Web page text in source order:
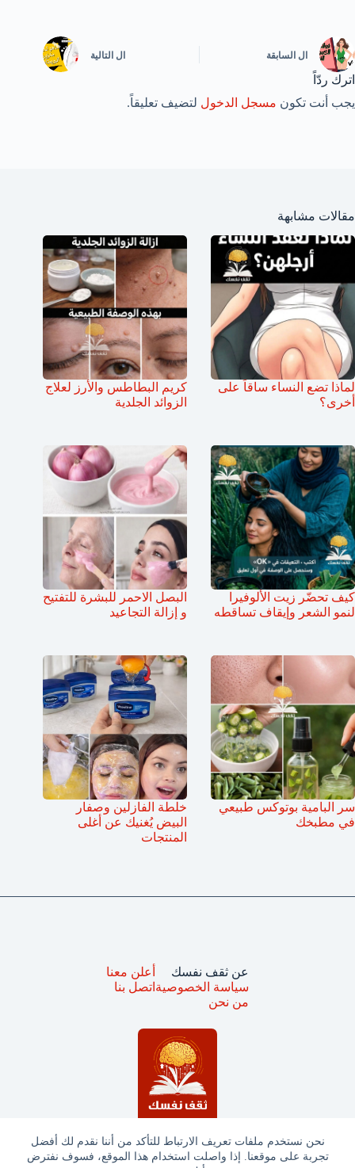
نحن نستخدم ملفات تعريف الارتباط للتأكد من أننا نقدم لك أفضل
تجربة على موقعنا. إذا واصلت استخدام هذا الموقع، فسوف نفترض
ال السابقة ال التالية
اترك ردّاً
يجب أنت تكون مسجل الدخول لتضيف تعليقاً.
مقالات مشابهة
لماذا تضع النساء ساقاً على
أخرى؟
كريم البطاطس والأرز لعلاج
الزوائد الجلدية
كيف تحضّر زيت الألوفيرا
لنمو الشعر وإيقاف تساقطه
البصل الاحمر للبشرة للتفتيح
و إزالة التجاعيد
سر البامية بوتوكس طبيعي
في مطبخك
خلطة الفازلين وصفار
البيض يُغنيك عن أغلى
المنتجات
عن ثقف نفسك
سياسة الخصوصية
من نحن
أعلن معنا
اتصل بنا